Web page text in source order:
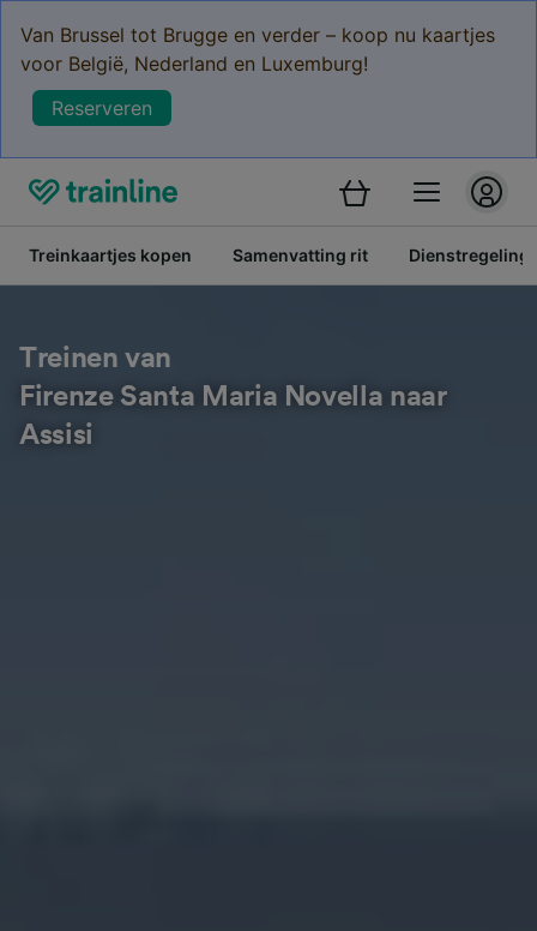
Van Brussel tot Brugge en verder – koop nu kaartjes
voor België, Nederland en Luxemburg!
Reserveren
Treinkaartjes kopen Samenvatting rit Dienstregeling
Treinen van
Firenze Santa Maria Novella naar
Assisi